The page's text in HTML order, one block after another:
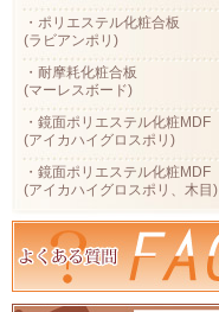
・ポリエステル化粧合板
(ラビアンポリ)
・耐摩耗化粧合板
(マーレスボード)
・鏡面ポリエステル化粧MDF
(アイカハイグロスポリ)
・鏡面ポリエステル化粧MDF
(アイカハイグロスポリ、木目)